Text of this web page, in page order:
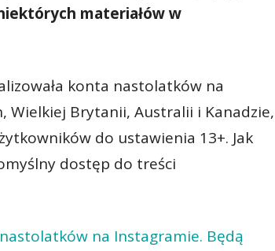
materiałów w
konta nastolatków na
Wielkiej Brytanii, Australii i Kanadzie,
do ustawienia 13+. Jak
dostęp do treści
na Instagramie. Będą